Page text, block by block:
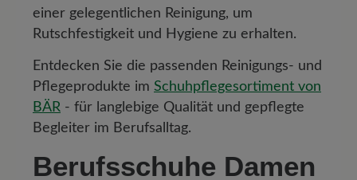
einer gelegentlichen Reinigung, um
Rutschfestigkeit und Hygiene zu erhalten.
Entdecken Sie die passenden Reinigungs- und
Pflegeprodukte im Schuhpflegesortiment von
BÄR - für langlebige Qualität und gepflegte
Begleiter im Berufsalltag.
Berufsschuhe Damen